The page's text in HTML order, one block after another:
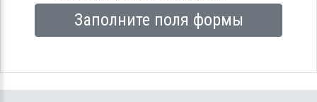
Заполните поля формы